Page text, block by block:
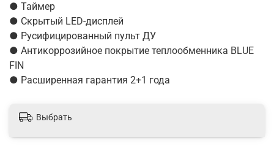
● Таймер
● Скрытый LED-дисплей
● Русифицированный пульт ДУ
● Антикоррозийное покрытие теплообменника BLUE
FIN
● Расширенная гарантия 2+1 года
Выбрать